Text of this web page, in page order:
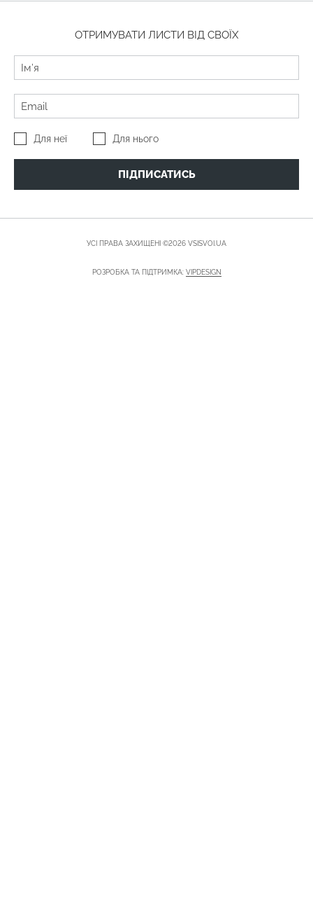
ОТРИМУВАТИ ЛИСТИ ВІД СВОЇХ
Для неї Для нього
ПІДПИСАТИСЬ
УСІ ПРАВА ЗАХИЩЕНІ ©2026 VSISVOI.UA
РОЗРОБКА ТА ПІДТРИМКА: VIPDESIGN